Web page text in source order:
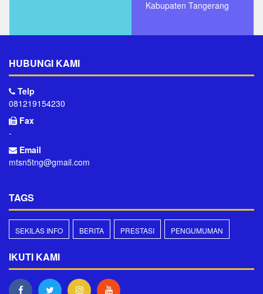
Kabupaten Tangerang
HUBUNGI KAMI
Telp
081219154230
Fax
-
Email
mtsn5tng@gmail.com
TAGS
SEKILAS INFO BERITA PRESTASI PENGUMUMAN
IKUTI KAMI